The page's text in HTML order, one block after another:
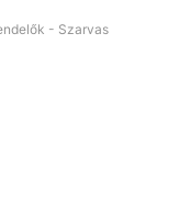
- Szarvas